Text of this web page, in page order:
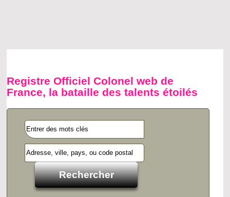
Registre Officiel Colonel web de
France, la bataille des talents étoilés